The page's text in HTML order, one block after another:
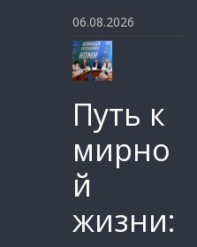
06.08.2026
Путь к
мирно
й
жизни: